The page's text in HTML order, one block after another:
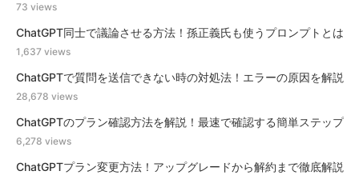
73 views
ChatGPT同士で議論させる方法！孫正義氏も使うプロンプトとは
1,637 views
ChatGPTで質問を送信できない時の対処法！エラーの原因を解説
28,678 views
ChatGPTのプラン確認方法を解説！最速で確認する簡単ステップ
6,278 views
ChatGPTプラン変更方法！アップグレードから解約まで徹底解説